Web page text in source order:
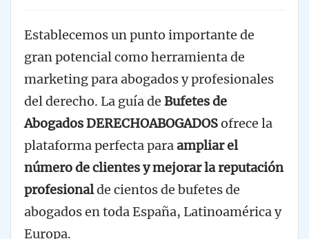
Establecemos un punto importante de
gran potencial como herramienta de
marketing para abogados y profesionales
del derecho. La guía de Bufetes de
Abogados DERECHOABOGADOSofrece la
plataforma perfecta paraampliar el
número de clientes y mejorar la reputación
profesionalde cientos de bufetes de
abogados en toda España, Latinoamérica y
Europa.